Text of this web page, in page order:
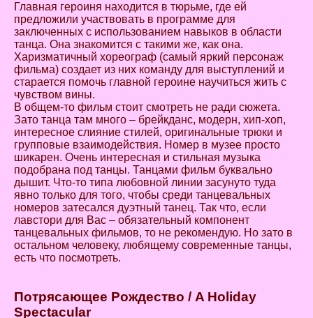
Главная героиня находится в тюрьме, где ей
предложили участвовать в программе для
заключенных с использованием навыков в области
танца. Она знакомится с такими же, как она.
Харизматичный хореограф (самый яркий персонаж
фильма) создает из них команду для выступлений и
старается помочь главной героине научиться жить с
чувством вины.
В общем-то фильм стоит смотреть не ради сюжета.
Зато танца там много – брейкданс, модерн, хип-хоп,
интересное слияние стилей, оригинальные трюки и
групповые взаимодействия. Номер в музее просто
шикарен. Очень интересная и стильная музыка
подобрана под танцы. Танцами фильм буквально
дышит. Что-то типа любовной линии засунуто туда
явно только для того, чтобы среди танцевальных
номеров затесался дуэтный танец. Так что, если
лавстори для Вас – обязательный компонент
танцевальных фильмов, то не рекомендую. Но зато в
остальном человеку, любящему современные танцы,
есть что посмотреть.
Потрясающее Рождество / A Holiday
Spectacular